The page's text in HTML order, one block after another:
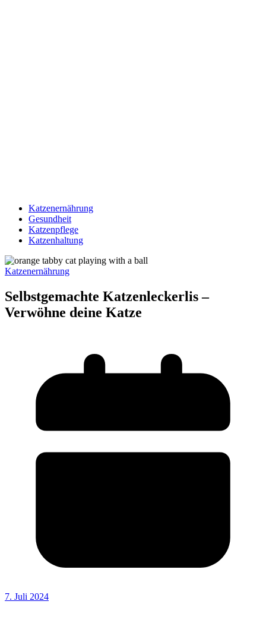
Katzenernährung
Gesundheit
Katzenpflege
Katzenhaltung
Katzenernährung
Selbstgemachte Katzenleckerlis –
Verwöhne deine Katze
7. Juli 2024